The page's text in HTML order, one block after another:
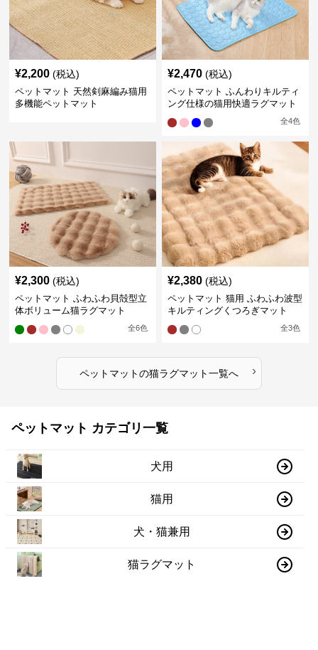
¥2,200 (税込)
ペットマット 天然剣麻編み猫用
多機能ペットマット
¥2,470 (税込)
ペットマット ふんわりキルティ
ング仕様の猫用快適ラグマット
全4色
¥2,300 (税込)
ペットマット ふわふわ貝殻型立
体ボリューム猫ラグマット
全6色
¥2,380 (税込)
ペットマット 猫用 ふわふわ波型
キルティングくつろぎマット
全3色
ペットマットの猫ラグマット一覧へ ›
ペットマット カテゴリ一覧
犬用
猫用
犬・猫兼用
猫ラグマット